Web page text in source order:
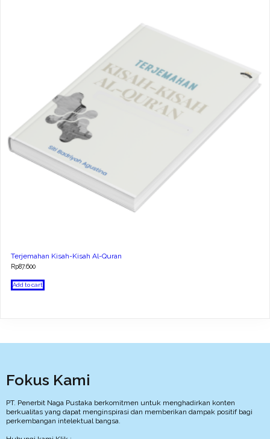
Terjemahan Kisah-Kisah Al-Quran
Rp87.600
Add to cart
Fokus Kami
PT. Penerbit Naga Pustaka berkomitmen untuk menghadirkan konten
berkualitas yang dapat menginspirasi dan memberikan dampak positif bagi
perkembangan intelektual bangsa.